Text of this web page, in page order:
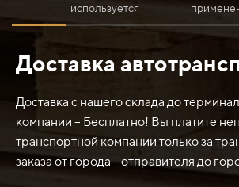
используется
Доставка
Доставка с нашего склада до
компании – Бесплатно! Вы платите
транспортной компании только за
заказа от города - отправителя до
Нож средний Б-170, Т-130
(Ст.3) является режущим
для различных целей. Вот некоторые
1. Работы по раскраиванию и резке
может использоваться для резки
пластиков и других подобных